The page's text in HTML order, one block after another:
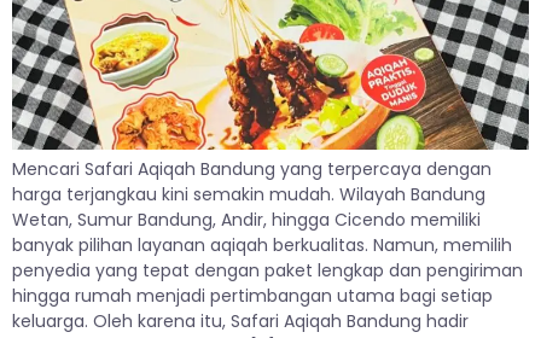
Mencari Safari Aqiqah Bandung yang terpercaya dengan
harga terjangkau kini semakin mudah. Wilayah Bandung
Wetan, Sumur Bandung, Andir, hingga Cicendo memiliki
banyak pilihan layanan aqiqah berkualitas. Namun, memilih
penyedia yang tepat dengan paket lengkap dan pengiriman
hingga rumah menjadi pertimbangan utama bagi setiap
keluarga. Oleh karena itu, Safari Aqiqah Bandung hadir